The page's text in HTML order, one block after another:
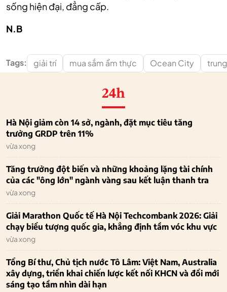
sống hiện đại, đẳng cấp.
N.B
Tags: giải trí mua sắm ẩm thực Ocean City
24h
Hà Nội giảm còn 14 sở, ngành, đặt mục tiêu tăng
trưởng GRDP trên 11%
vừa xong
Tăng trưởng đột biến và những khoảng lặng tài chính
của các "ông lớn" ngành vàng sau kết luận thanh tra
vừa xong
Giải Marathon Quốc tế Hà Nội Techcombank 2026: Giải
chạy biểu tượng quốc gia, khẳng định tầm vóc khu vực
vừa xong
Tổng Bí thư, Chủ tịch nước Tô Lâm: Việt Nam, Australia
xây dựng, triển khai chiến lược kết nối KHCN và đổi mới
sáng tạo tầm nhìn dài hạn